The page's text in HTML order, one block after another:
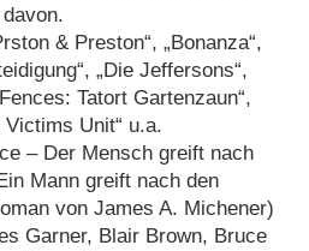
& Preston“, „Bonanza“,
„Die Jeffersons“,
Tatort Gartenzaun“,
Unit“ u.a.
– Der Mensch greift nach
Mann greift nach den
von James A. Michener)
Garner, Blair Brown, Bruce